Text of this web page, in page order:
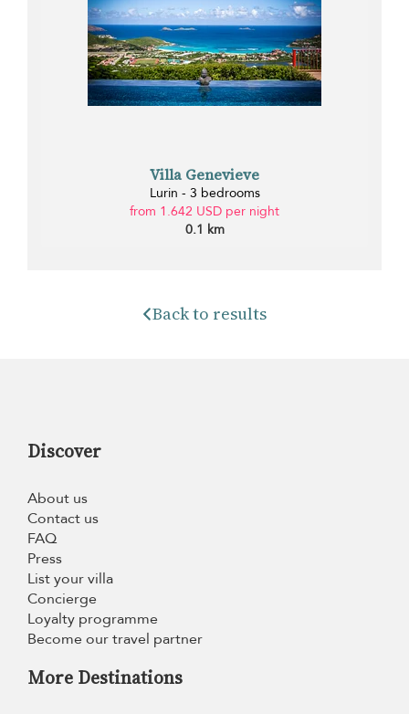
Villa Genevieve
Lurin - 3 bedrooms
from 1.642 USD per night
0.1 km
Back to results
Discover
About us
Contact us
FAQ
Press
List your villa
Concierge
Loyalty programme
Become our travel partner
More Destinations